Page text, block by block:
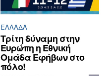
ΕΛΛΆΔΑ
Tρίτη δύναμη στην
Ευρώπη η Εθνική
Ομάδα Εφήβων στο
πόλο!